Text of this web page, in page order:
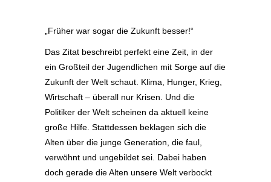
„Früher war sogar die Zukunft besser!“
Das Zitat beschreibt perfekt eine Zeit, in der
ein Großteil der Jugendlichen mit Sorge auf die
Zukunft der Welt schaut. Klima, Hunger, Krieg,
Wirtschaft – überall nur Krisen. Und die
Politiker der Welt scheinen da aktuell keine
große Hilfe. Stattdessen beklagen sich die
Alten über die junge Generation, die faul,
verwöhnt und ungebildet sei. Dabei haben
doch gerade die Alten unsere Welt verbockt